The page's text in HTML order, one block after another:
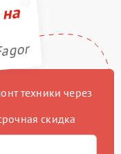
техники через
скидка